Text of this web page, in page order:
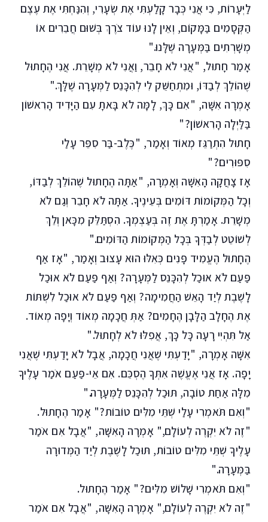
לַיְּעָרוֹת, כִּי אֲנִי כְּבָר קָלַעְתִּי אֶת שְׂעָרִי, וְהִנַּחְתִּי אֶת עֶצֶם
הַקְּסָמִים בַּמָּקוֹם, וְאֵין לָנוּ עוֹד צֹרֶךְ בְּשׁוּם חֲבֵרִים אוֹ
מְשָׁרְתִים בַּמְּעָרָה שֶׁלָּנוּ."
אָמַר חָתוּל, "אֲנִי לֹא חָבֵר, וַאֲנִי לֹא מְשָׁרֵת. אֲנִי הֶחָתוּל
שֶׁהוֹלֵךְ לְבַדּוֹ, וּמִתְחַשֵּׁק לִי לְהִכָּנֵס לַמְּעָרָה שֶׁלָּךְ."
אָמְרָה אִשָּׁה, "אִם כָּךְ, לָמָּה לֹא בָּאתָ עִם הַיָּדִיד הָרִאשׁוֹן
בַּלַּיְלָה הָרִאשׁוֹן?"
חָתוּל הִתְרַגֵּז מְאוֹד וְאָמַר, "כֶּלֶב-בַּר סִפֵּר עָלַי
סִפּוּרִים?"
אָז צָחֲקָה הָאִשָּׁה וְאָמְרָה, "אַתָּה הֶחָתוּל שֶׁהוֹלֵךְ לְבַדּוֹ,
וְכָל הַמְּקוֹמוֹת דּוֹמִים בְּעֵינֶיךָ. אַתָּה לֹא חָבֵר וְגַם לֹא
מְשָׁרֵת. אָמַרְתָּ אֶת זֶה בְּעַצְמְךָ. הִסְתַּלֵּק מִכָּאן וְלֵךְ
לְשׁוֹטֵט לְבַדְּךָ בְּכָל הַמְּקוֹמוֹת הַדּוֹמִים."
הֶחָתוּל הֶעֱמִיד פָּנִים כְּאִלּוּ הוּא עָצוּב וְאָמַר, "אָז אַף
פַּעַם לֹא אוּכַל לְהִכָּנֵס לַמְּעָרָה? וְאַף פַּעַם לֹא אוּכַל
לָשֶׁבֶת לְיַד הָאֵשׁ הַחֲמִימָה? וְאַף פַּעַם לֹא אוּכַל לִשְׁתּוֹת
אֶת הֶחָלָב הַלָּבָן הֶחָמִים? אַתְּ חֲכָמָה מְאוֹד וְיָפָה מְאוֹד.
אַל תִּהְיִי רָעָה כָּל כָּךְ, אֲפִלּוּ לֹא לְחָתוּל."
אִשָּׁה אָמְרָה, "יָדַעְתִּי שֶׁאֲנִי חֲכָמָה, אֲבָל לֹא יָדַעְתִּי שֶׁאֲנִי
יָפָה. אָז אֲנִי אֶעֱשֶׁה אִתְּךָ הֶסְכֵּם. אִם אֵי-פַּעַם אֹמַר עָלֶיךָ
מִלָּה אַחַת טוֹבָה, תּוּכַל לְהִכָּנֵס לַמְּעָרָה."
"וְאִם תֹּאמְרִי עָלַי שְׁתֵּי מִלִּים טוֹבוֹת?" אָמַר הֶחָתוּל.
"זֶה לֹא יִקְרֶה לְעוֹלָם," אָמְרָה הָאִשָּׁה, "אֲבָל אִם אֹמַר
עָלֶיךָ שְׁתֵּי מִלִּים טוֹבוֹת, תּוּכַל לָשֶׁבֶת לְיַד הַמְּדוּרָה
בַּמְּעָרָה."
"וְאִם תֹּאמְרִי שָׁלוֹשׁ מִלִּים?" אָמַר הֶחָתוּל.
"זֶה לֹא יִקְרֶה לְעוֹלָם," אָמְרָה הָאִשָּׁה, "אֲבָל אִם אֹמַר